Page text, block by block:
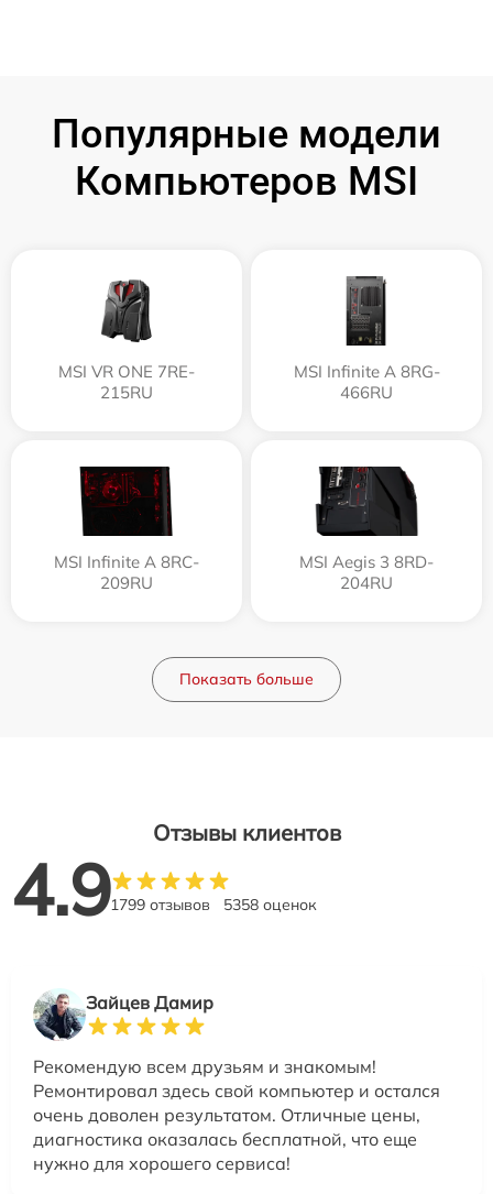
Популярные модели
Компьютеров MSI
MSI VR ONE 7RE-
215RU
MSI Infinite A 8RG-
466RU
MSI Infinite A 8RC-
209RU
MSI Aegis 3 8RD-
204RU
Показать больше
Отзывы клиентов
4.91799 отзывов 5358 оценок
Зайцев Дамир
Рекомендую всем друзьям и знакомым!
Ремонтировал здесь свой компьютер и остался
очень доволен результатом. Отличные цены,
диагностика оказалась бесплатной, что еще
нужно для хорошего сервиса!